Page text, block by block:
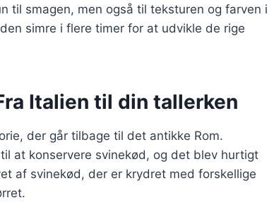
til smagen, men også til teksturen og farven i
simre i flere timer for at udvikle de rige
Italien til din tallerken
der går tilbage til det antikke Rom.
at konservere svinekød, og det blev hurtigt
af svinekød, der er krydret med forskellige